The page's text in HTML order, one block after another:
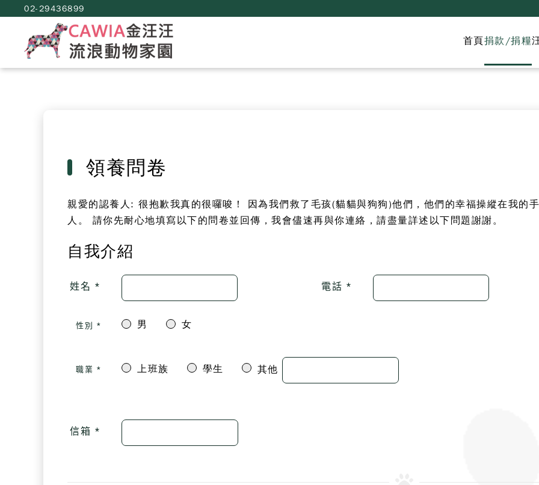
02-29436899
首頁捐款/捐糧
領養問卷
親愛的認養人: 很抱歉我真的很囉唆！ 因為我們救了毛孩(貓貓與狗狗 )他們，他們的幸福操縱在我的
人。 請你先耐心地填寫以下的問卷並回傳，我會儘速再與你連絡，請盡量詳述以下問題謝謝。
自我介紹
姓名 * 電話 *
性別 * 男 女
職業 * 上班族 學生 其他
信箱 *